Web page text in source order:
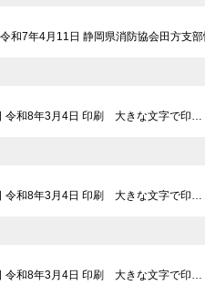
和7年4月11日 静岡県消防協会田方支
和8年3月4日 印刷 大きな文字で印…
和8年3月4日 印刷 大きな文字で印…
和8年3月4日 印刷 大きな文字で印…